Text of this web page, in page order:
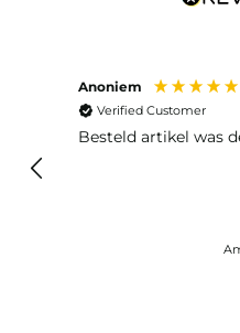
Anoniem
Verified Customer
Besteld artikel was